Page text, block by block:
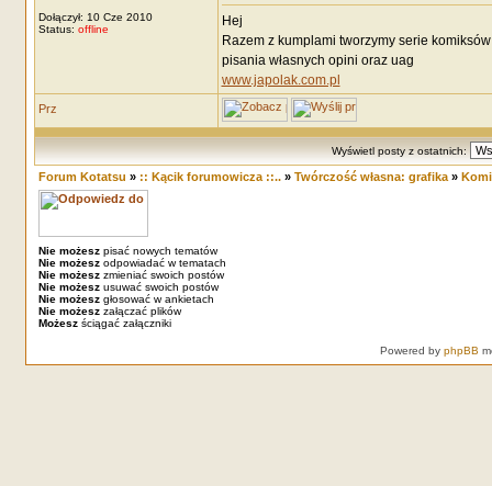
Dołączył: 10 Cze 2010
Status: offline
Hej
Razem z kumplami tworzymy serie
pisania własnych opini oraz uag
www.japolak.com.pl
Wyświetl posty z ostatnich:
Forum Kotatsu » :: Kącik forumowicza ::..» Twórczość własna: grafika»
Nie możeszpisać nowych tematów
Nie możeszodpowiadać w tematach
Nie możeszzmieniać swoich postów
Nie możeszusuwać swoich postów
Nie możeszgłosować w ankietach
Nie możeszzałączać plików
Możeszściągać załączniki
Powered by phpBB